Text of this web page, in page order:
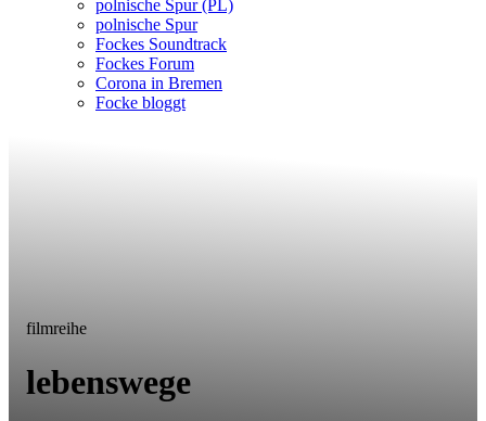
polnische Spur (PL)
polnische Spur
Fockes Soundtrack
Fockes Forum
Corona in Bremen
Focke bloggt
filmreihe
lebenswege